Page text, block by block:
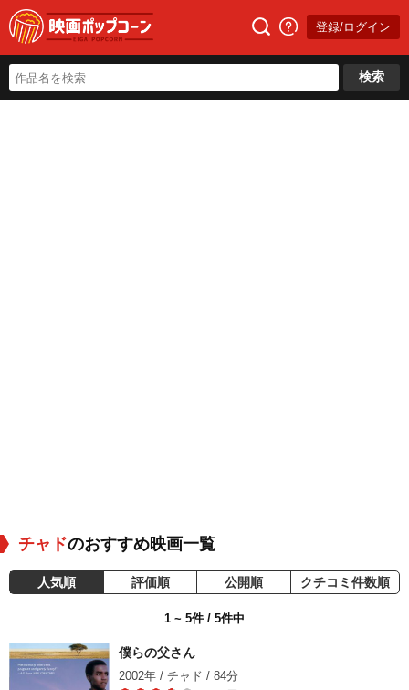
登録/ログイン
検索
チャドのおすすめ映画一覧
人気順 評価順 公開順 クチコミ件数順
1 ~ 5件 / 5件中
僕らの父さん
2002年 / チャド / 84分